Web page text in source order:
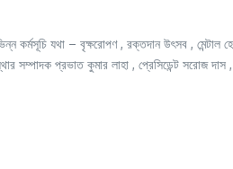
কর্মসূচি যথা – বৃক্ষরোপণ , রক্তদান উৎসব ,
প্রভাত কুমার লাহা , প্রেসিডেন্ট সরোজ দাস